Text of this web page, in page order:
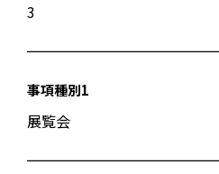
3
事項種別1
展覧会